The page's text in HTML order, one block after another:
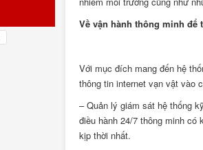
Về vận hành thông minh
Với mục đích mang đến hệ
thông tin internet vạn vật vào
– Quản lý giám sát hệ thống
điều hành 24/7 thông minh
kịp thời nhất.